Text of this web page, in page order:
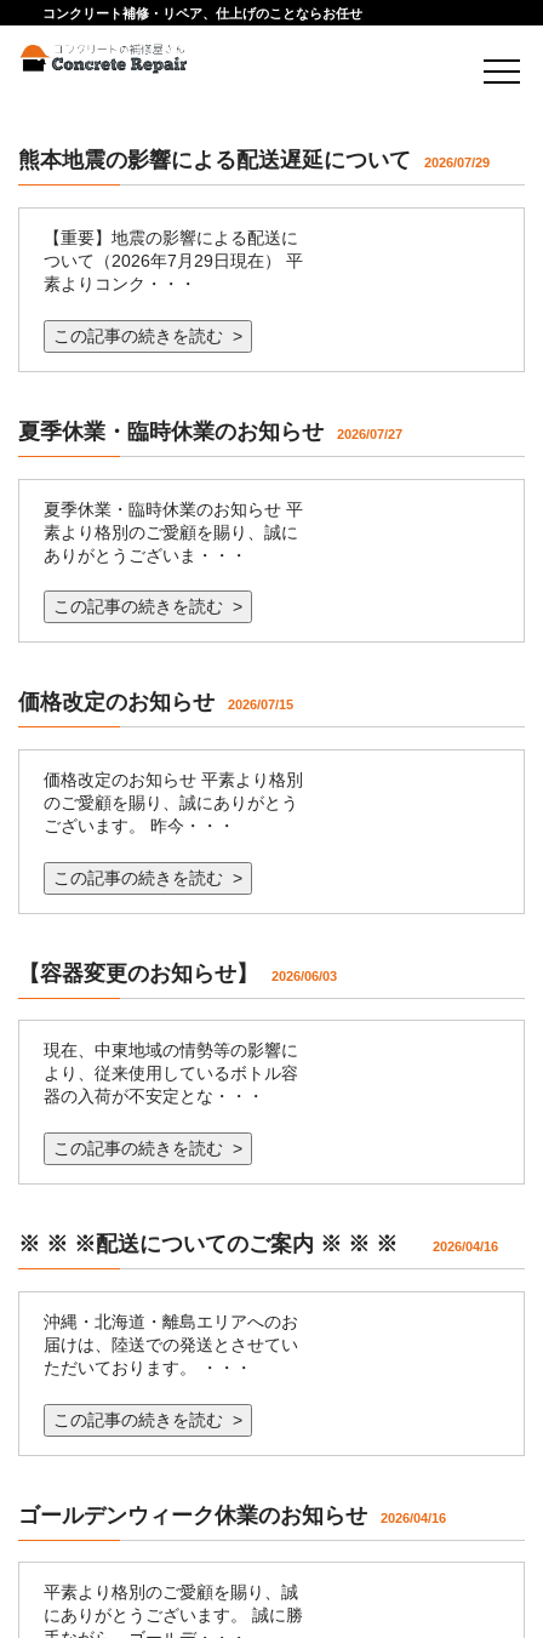
コンクリート補修・リペア、仕上げのことならお任せ
熊本地震の影響による配送遅延について 2026/07/29
【重要】地震の影響による配送に
ついて（2026年7月29日現在） 平
素よりコンク・・・
この記事の続きを読む >
夏季休業・臨時休業のお知らせ 2026/07/27
夏季休業・臨時休業のお知らせ 平
素より格別のご愛顧を賜り、誠に
ありがとうございま・・・
この記事の続きを読む >
価格改定のお知らせ 2026/07/15
価格改定のお知らせ 平素より格別
のご愛顧を賜り、誠にありがとう
ございます。 昨今・・・
この記事の続きを読む >
【容器変更のお知らせ】 2026/06/03
現在、中東地域の情勢等の影響に
より、従来使用しているボトル容
器の入荷が不安定とな・・・
この記事の続きを読む >
※ ※ ※配送についてのご案内 ※ ※ ※ 2026/04/16
沖縄・北海道・離島エリアへのお
届けは、陸送での発送とさせてい
ただいております。 ・・・
この記事の続きを読む >
ゴールデンウィーク休業のお知らせ 2026/04/16
平素より格別のご愛顧を賜り、誠
にありがとうございます。 誠に勝